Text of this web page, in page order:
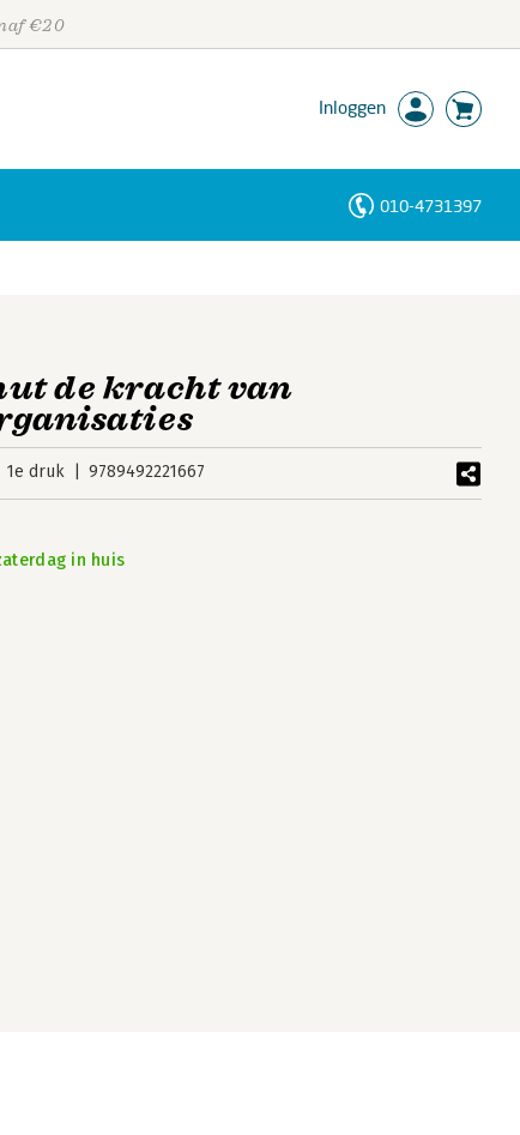
€20
Inloggen
010-4731397
de kracht van
1e druk 9789492221667
in huis